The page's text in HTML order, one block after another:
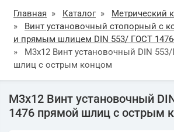
Главная » Каталог » Метрический
»
Винт установочный стопорный с
и прямым шлицем DIN 553/ ГОСТ
»
М3х12 Винт установочный DIN
шлиц с острым концом
М3х12 Винт установочный
1476 прямой шлиц с острым